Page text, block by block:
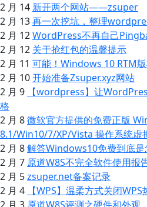
2 月 14 新开两个网站——zsuper
2 月 13再一次挖坑，整理
2 月 12WordPress不再自己
2 月 12 关于抢红包的温馨提示
2 月 11 可能！Windows 10 RTM
2 月 10开始准备Zsuper.xyz网站
2 月 9
【wordpress】让
格
2 月 8微软官方提供的免费正版
8.1/Win10/7/XP/Vista 操作系统虚
2 月 8解答Windows10免费到底是
2 月 7 原道W8S不完全软件使用报
2 月 5zsuper.net备案记录
2 月 4
【WPS】温柔方式关闭WPS